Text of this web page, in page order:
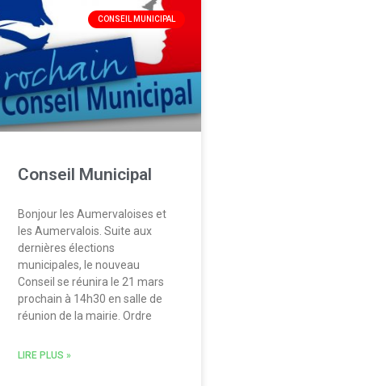
CONSEIL MUNICIPAL
Conseil Municipal
Bonjour les Aumervaloises et
les Aumervalois. Suite aux
dernières élections
municipales, le nouveau
Conseil se réunira le 21 mars
prochain à 14h30 en salle de
réunion de la mairie. Ordre
LIRE PLUS »